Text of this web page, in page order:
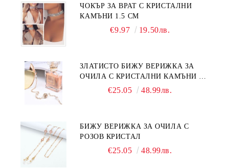
ЧОКЪР ЗА ВРАТ С КРИСТАЛНИ
КАМЪНИ 1.5 СМ
€9.97 19.50лв.
ЗЛАТИСТО БИЖУ ВЕРИЖКА ЗА
ОЧИЛА С КРИСТАЛНИ КАМЪНИ И
€25.05 48.99лв.
БИЖУ ВЕРИЖКА ЗА ОЧИЛА С
РОЗОВ КРИСТАЛ
€25.05 48.99лв.